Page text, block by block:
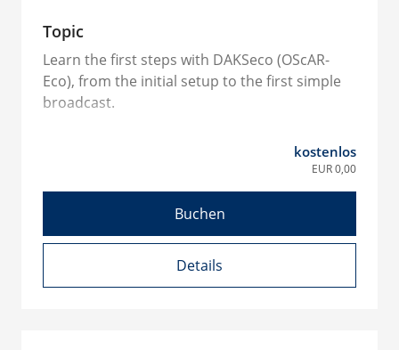
Topic
Learn the first steps with DAKSeco (OScAR-
Eco), from the initial setup to the first simple
broadcast.
kostenlos
EUR 0,00
Details
Buchen